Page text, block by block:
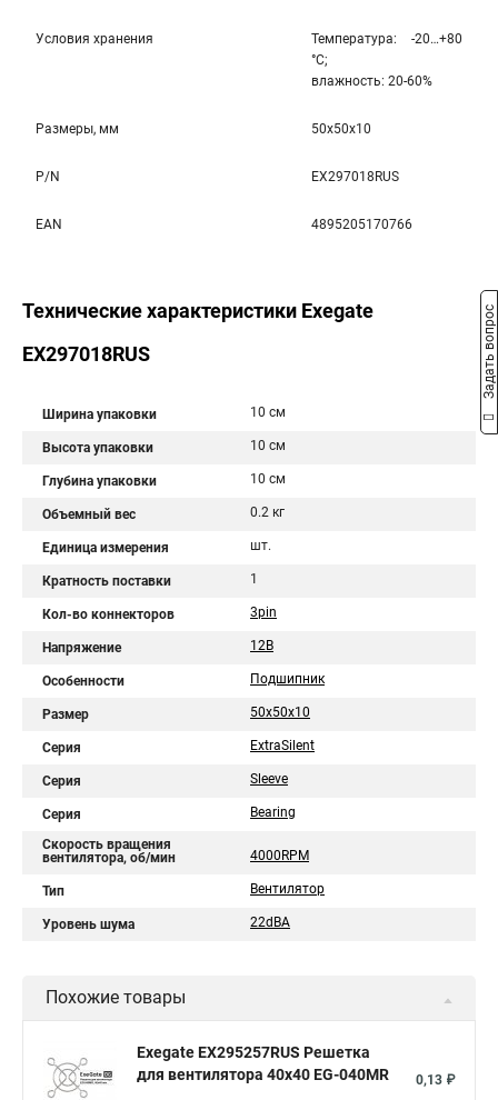
Условия хранения
Температура: -20…+80
°С;
влажность: 20-60%
Размеры, мм 50x50x10
P/N EX297018RUS
EAN 4895205170766
Технические характеристики Exegate
EX297018RUS
Ширина упаковки 10 см
Высота упаковки 10 см
Глубина упаковки 10 см
Объемный вес 0.2 кг
Единица измерения шт.
Кратность поставки 1
Кол-во коннекторов 3pin
Напряжение 12В
Особенности Подшипник
Размер 50x50x10
Серия ExtraSilent
Серия Sleeve
Серия Bearing
Скорость вращения
вентилятора, об/мин
4000RPM
Тип Вентилятор
Уровень шума 22dBA
Похожие товары
Exegate EX295257RUS Решетка
для вентилятора 40x40 EG-040MR
0,13 ₽
Задать вопрос